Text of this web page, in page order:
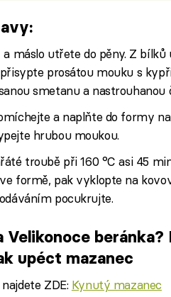
máslo utřete do pěny. Z
prosátou mouku s
smetanu a nastrouhanou
a naplňte do formy
hrubou moukou.
troubě při 160 °C asi 45
formě, pak vyklopte na
pocukrujte.
Velikonoce
upéct mazanec
ZDE: Kynutý mazanec